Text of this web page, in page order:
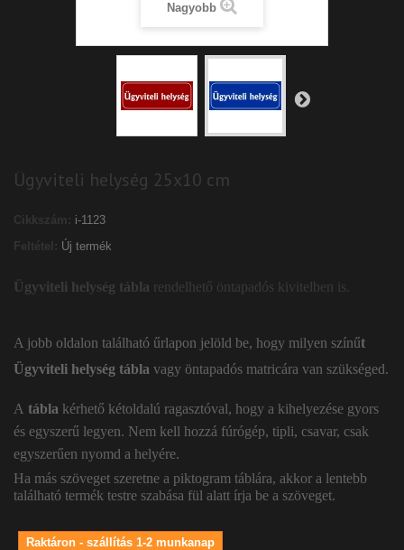
Nagyobb
Ügyviteli helység 25x10 cm
Cikkszám: i-1123
Feltétel: Új termék
Ügyviteli helység tábla rendelhető öntapadós kivitelben is.
A jobb oldalon található űrlapon jelöld be, hogy milyen színűt
Ügyviteli helység tábla vagy öntapadós matricára van szükséged.
A tábla kérhető kétoldalú ragasztóval, hogy a kihelyezése gyors
és egyszerű legyen. Nem kell hozzá fúrógép, tipli, csavar, csak
egyszerűen nyomd a helyére.
Ha más szöveget szeretne a piktogram táblára, akkor a lentebb
található termék testre szabása fül alatt írja be a szöveget.
Raktáron - szállítás 1-2 munkanap